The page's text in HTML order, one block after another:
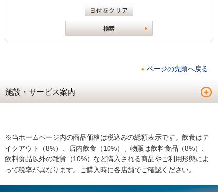
ページの先頭へ戻る
施設・サービス案内
※当ホームページ内の商品価格は税込みの総額表示です。飲食はテ
イクアウト（8%）、店内飲食（10%）、物販は飲料食品（8%）、
飲料食品以外の雑貨（10%）など購入される商品やご利用形態によ
って税率が異なります。ご購入時に各店舗でご確認ください。